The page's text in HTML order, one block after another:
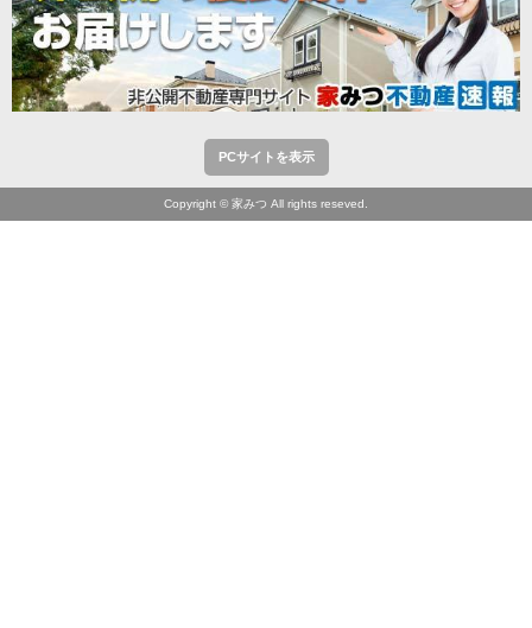
PCサイトを表示
Copyright © 家みつ All rights reseved.